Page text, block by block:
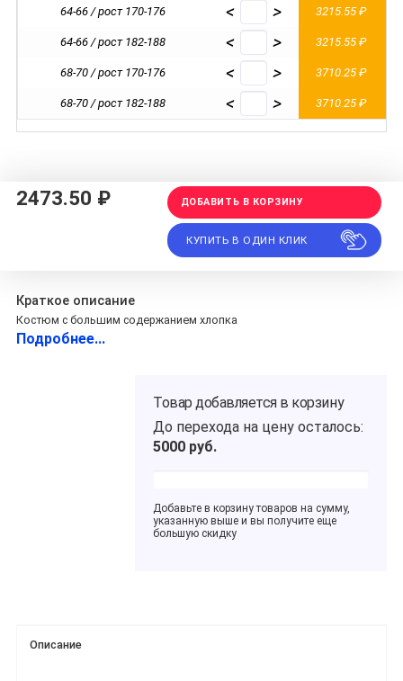
64-66 / рост 170-176 < > 3215.55 ₽
64-66 / рост 182-188 < > 3215.55 ₽
68-70 / рост 170-176 < > 3710.25 ₽
68-70 / рост 182-188 < > 3710.25 ₽
2473.50 ₽ ДОБАВИТЬ В КОРЗИНУ
КУПИТЬ В ОДИН КЛИК
Краткое описание
Костюм с большим содержанием хлопка
Подробнее...
Товар добавляется в корзину
До перехода на цену осталось:
5000 руб.
Добавьте в корзину товаров на сумму,
указанную выше и вы получите еще
большую скидку
Описание